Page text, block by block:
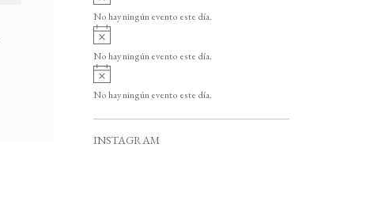
o
v
i
o
No hay ningún evento este día.
A
v
i
o
No hay ningún evento este día.
A
v
i
No hay ningún evento este día.
INSTAGRAM